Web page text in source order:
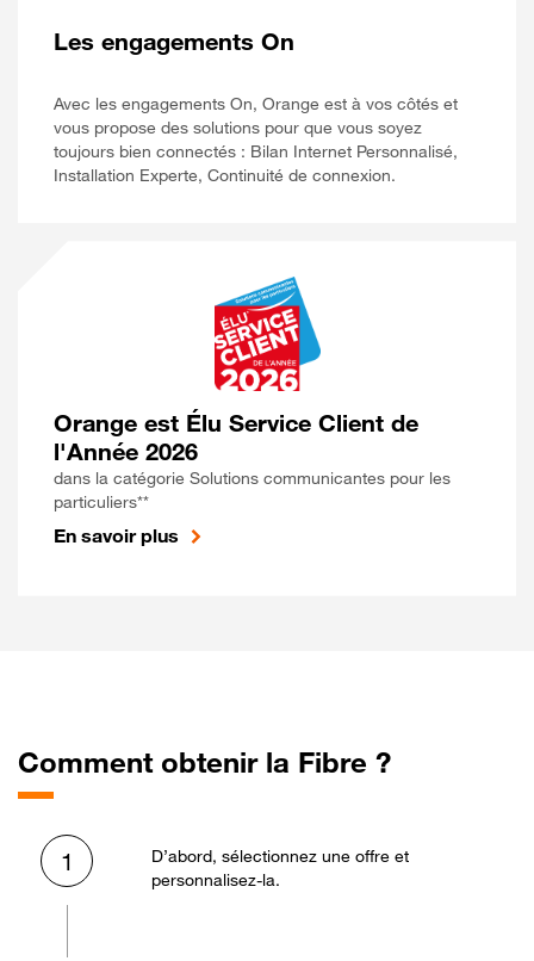
Les engagements On
Avec les engagements On, Orange est à vos côtés et
vous propose des solutions pour que vous soyez
toujours bien connectés : Bilan Internet Personnalisé,
Installation Experte, Continuité de connexion.
Orange est Élu Service Client de
l'Année 2026
dans la catégorie Solutions communicantes pour les
particuliers**
En savoir plus
Comment obtenir la Fibre ?
1
D’abord, sélectionnez une offre et
personnalisez-la.